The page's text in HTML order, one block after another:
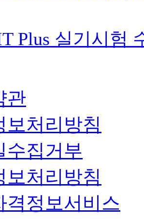
Plus 실기시험
관
보처리방침
수집거부
보처리방침
격정보서비스